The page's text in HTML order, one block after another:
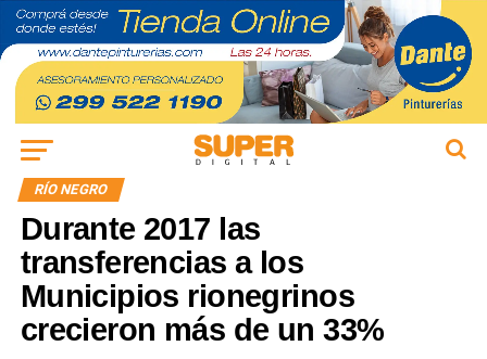
RÍO NEGRO
Durante 2017 las
transferencias a los
Municipios rionegrinos
crecieron más de un 33%